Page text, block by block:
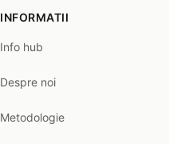
INFORMATII
Info hub
Despre noi
Metodologie